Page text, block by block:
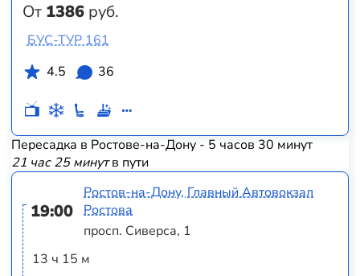
От 1386 руб.
БУС-ТУР 161
4.5
36
Пересадка в Ростове-на-Дону - 5 часов 30 минут
21 час 25 минутв пути
19:00
13 ч 15 м
Ростов-на-Дону, Главный Автовокзал
Ростова
просп. Сиверса, 1